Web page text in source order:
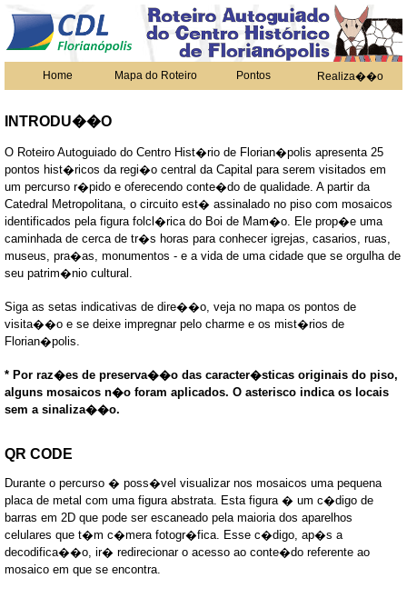
Home Mapa do Roteiro Pontos Realiza��o
INTRODU��O
O Roteiro Autoguiado do Centro Hist�rio de Florian�polis apresenta 25
pontos hist�ricos da regi�o central da Capital para serem visitados em
um percurso r�pido e oferecendo conte�do de qualidade. A partir da
Catedral Metropolitana, o circuito est� assinalado no piso com mosaicos
identificados pela figura folcl�rica do Boi de Mam�o. Ele prop�e uma
caminhada de cerca de tr�s horas para conhecer igrejas, casarios, ruas,
museus, pra�as, monumentos - e a vida de uma cidade que se orgulha de
seu patrim�nio cultural.
Siga as setas indicativas de dire��o, veja no mapa os pontos de
visita��o e se deixe impregnar pelo charme e os mist�rios de
Florian�polis.
* Por raz�es de preserva��o das caracter�sticas originais do piso,
alguns mosaicos n�o foram aplicados. O asterisco indica os locais
sem a sinaliza��o.
QR CODE
Durante o percurso � poss�vel visualizar nos mosaicos uma pequena
placa de metal com uma figura abstrata. Esta figura � um c�digo de
barras em 2D que pode ser escaneado pela maioria dos aparelhos
celulares que t�m c�mera fotogr�fica. Esse c�digo, ap�s a
decodifica��o, ir� redirecionar o acesso ao conte�do referente ao
mosaico em que se encontra.